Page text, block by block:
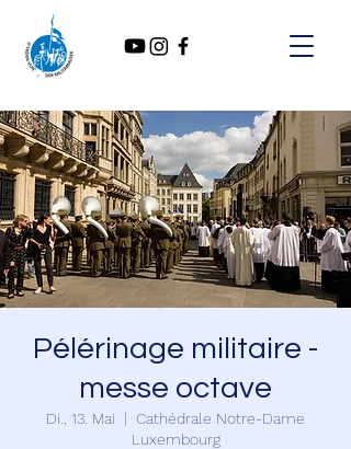
Pélérinage militaire -
messe octave
Di., 13. Mai
  |
Cathédrale Notre-Dame
Luxembourg